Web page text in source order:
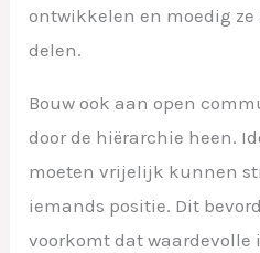
ontwikkelen en moedig
delen.
Bouw ook aan open
door de hiërarchie heen.
moeten vrijelijk kunnen
iemands positie. Dit
voorkomt dat waardevolle